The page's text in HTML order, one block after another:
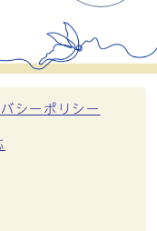
シーポリシー